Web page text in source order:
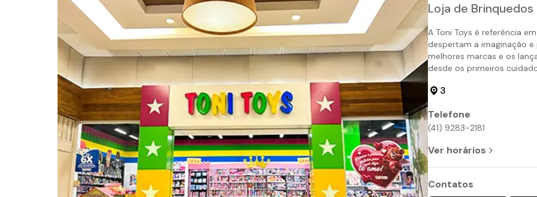
Loja de Brinquedos
A Toni Toys é referência
despertam a imaginação
melhores marcas e os
desde os primeiros
3
Telefone
(41) 9283-2181
Ver horários
Contatos